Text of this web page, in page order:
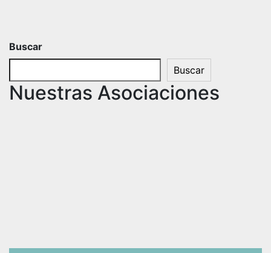
Buscar
Buscar
Nuestras Asociaciones